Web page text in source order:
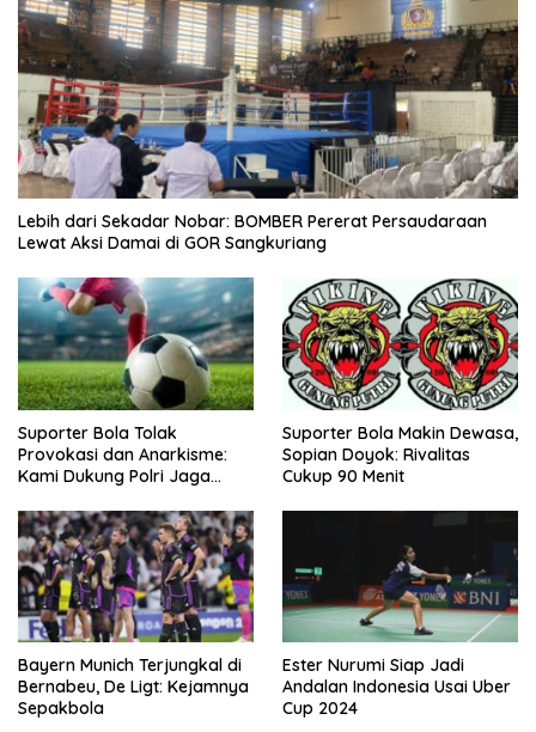
Lebih dari Sekadar Nobar: BOMBER Pererat Persaudaraan
Lewat Aksi Damai di GOR Sangkuriang
Suporter Bola Tolak
Provokasi dan Anarkisme:
Kami Dukung Polri Jaga
Suporter Bola Makin Dewasa,
Sopian Doyok: Rivalitas
Cukup 90 Menit
Bayern Munich Terjungkal di
Bernabeu, De Ligt: Kejamnya
Sepakbola
Ester Nurumi Siap Jadi
Andalan Indonesia Usai Uber
Cup 2024